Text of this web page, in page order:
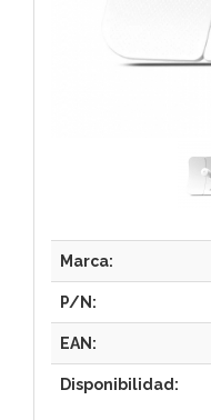
Marca:
P/N:
EAN:
Disponibilidad: